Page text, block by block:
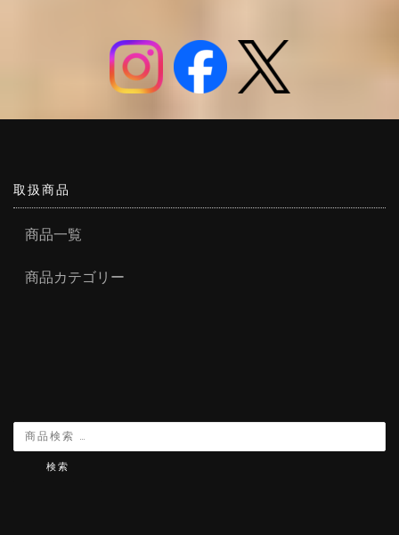
取扱商品
商品一覧
商品カテゴリー
検索